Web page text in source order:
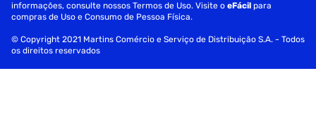
informações, consulte nossos Termos de Uso. Visite oeFácil para
compras de Uso e Consumo de Pessoa Física.
© Copyright 2021 Martins Comércio e Serviço de Distribuição S.A. - Todos
os direitos reservados